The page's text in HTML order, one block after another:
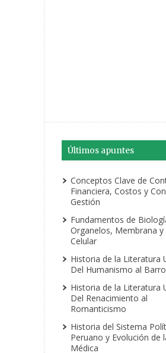
Últimos apuntes
Conceptos Clave de
Financiera, Costos y
Gestión
Fundamentos de
Organelos, Membrana y
Celular
Historia de la Literatura
Del Humanismo al
Historia de la Literatura
Del Renacimiento al
Romanticismo
Historia del Sistema
Peruano y Evolución de
Médica